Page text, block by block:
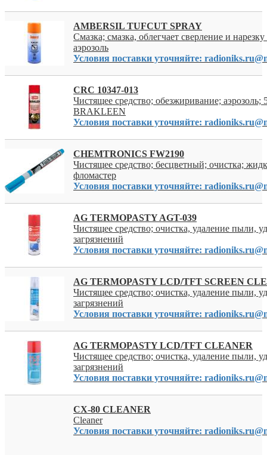
AMBERSIL TUFCUT SPRAY
Смазка; смазка, облегчает сверление и
аэрозоль
Условия поставки уточняйте:
CRC 10347-013
Чистящее средство; обезжиривание; аэрозоль;
BRAKLEEN
Условия поставки уточняйте:
CHEMTRONICS FW2190
Чистящее средство; бесцветный; очистка;
фломастер
Условия поставки уточняйте:
AG TERMOPASTY AGT-039
Чистящее средство; очистка, удаление пыли,
загрязнений
Условия поставки уточняйте:
AG TERMOPASTY LCD/TFT SCREEN
Чистящее средство; очистка, удаление пыли,
загрязнений
Условия поставки уточняйте:
AG TERMOPASTY LCD/TFT CLEANER
Чистящее средство; очистка, удаление пыли,
загрязнений
Условия поставки уточняйте:
CX-80 CLEANER
Cleaner
Условия поставки уточняйте: